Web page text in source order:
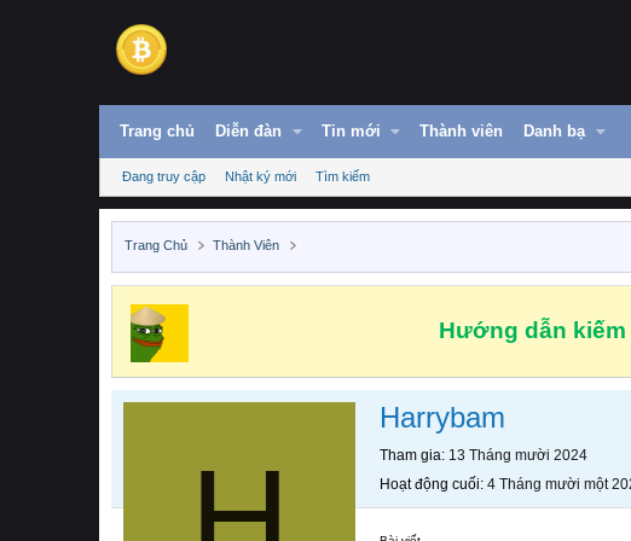
Trang chủ Diễn đàn Tin mới Thành viên Danh bạ
Đang truy cập Nhật ký mới Tìm kiếm
Trang Chủ Thành Viên
Hướng dẫn
Harrybam
Tham gia 13 Tháng mười 2024
Hoạt động cuối 4 Tháng mười một